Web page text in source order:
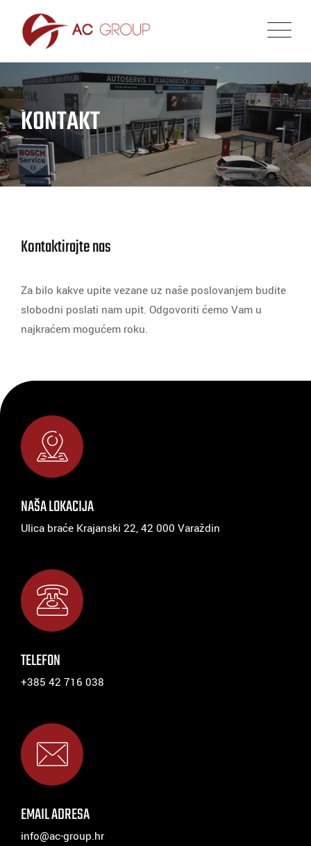
KONTAKT
Kontaktirajte nas
Za bilo kakve upite vezane uz naše poslovanjem budite
slobodni poslati nam upit. Odgovoriti ćemo Vam u
najkraćem mogućem roku.
NAŠA LOKACIJA
Ulica braće Krajanski 22, 42 000 Varaždin
TELEFON
+385 42 716 038
EMAIL ADRESA
info@ac-group.hr